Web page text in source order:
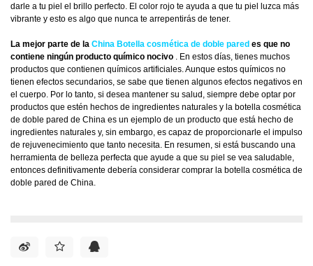
darle a tu piel el brillo perfecto. El color rojo te ayuda a que tu piel luzca más
vibrante y esto es algo que nunca te arrepentirás de tener.
La mejor parte de la China Botella cosmética de doble pared es que no
contiene ningún producto químico nocivo . En estos días, tienes muchos
productos que contienen químicos artificiales. Aunque estos químicos no
tienen efectos secundarios, se sabe que tienen algunos efectos negativos en
el cuerpo. Por lo tanto, si desea mantener su salud, siempre debe optar por
productos que estén hechos de ingredientes naturales y la botella cosmética
de doble pared de China es un ejemplo de un producto que está hecho de
ingredientes naturales y, sin embargo, es capaz de proporcionarle el impulso
de rejuvenecimiento que tanto necesita. En resumen, si está buscando una
herramienta de belleza perfecta que ayude a que su piel se vea saludable,
entonces definitivamente debería considerar comprar la botella cosmética de
doble pared de China.